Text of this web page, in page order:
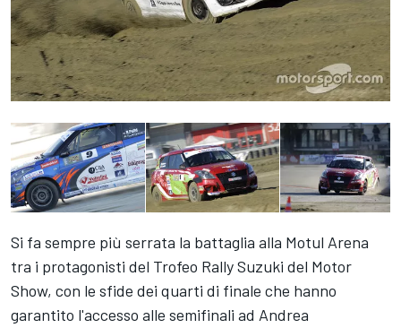
Si fa sempre più serrata la battaglia alla Motul Arena
tra i protagonisti del Trofeo Rally Suzuki del Motor
Show, con le sfide dei quarti di finale che hanno
garantito l'accesso alle semifinali ad Andrea